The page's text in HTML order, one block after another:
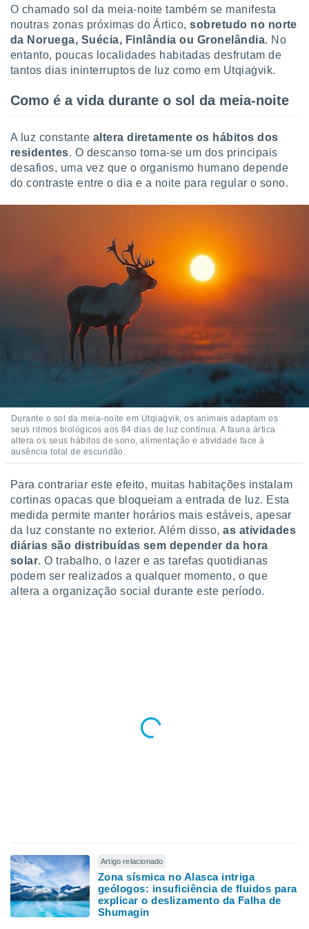
utilizar
criar
medir
da
medir o
dos
os
estudos
de
1199
O chamado sol da meia-noite também se manifesta
noutras zonas próximas do Ártico,sobretudo no norte
da Noruega, Suécia, Finlândia ou Gronelândia. No
entanto, poucas localidades habitadas desfrutam de
tantos dias ininterruptos de luz como em Utqiaġvik.
Como é a vida durante o sol da meia-noite
A luz constante altera diretamente os hábitos dos
residentes. O descanso torna-se um dos principais
desafios, uma vez que o organismo humano depende
do contraste entre o dia e a noite para regular o sono.
Durante o sol da meia-noite em Utqiaġvik, os animais adaptam os
seus ritmos biológicos aos 84 dias de luz contínua. A fauna ártica
altera os seus hábitos de sono, alimentação e atividade face à
ausência total de escuridão.
Para contrariar este efeito, muitas habitações instalam
cortinas opacas que bloqueiam a entrada de luz. Esta
medida permite manter horários mais estáveis, apesar
da luz constante no exterior. Além disso,as atividades
diárias são distribuídas sem depender da hora
solar. O trabalho, o lazer e as tarefas quotidianas
podem ser realizados a qualquer momento, o que
altera a organização social durante este período.
Artigo relacionado
Zona sísmica no Alasca intriga
geólogos: insuficiência de fluidos para
explicar o deslizamento da Falha de
Shumagin